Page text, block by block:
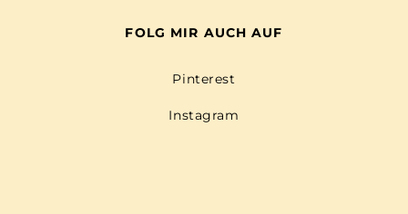
FOLG MIR AUCH AUF
Pinterest
Instagram